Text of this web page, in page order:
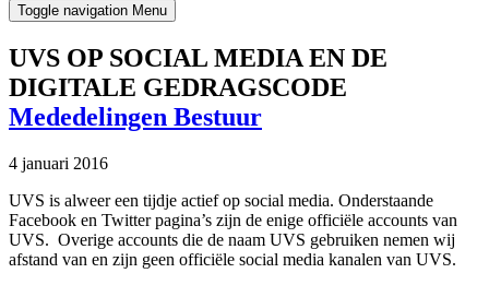
Toggle navigation Menu
UVS OP SOCIAL MEDIA EN DE
DIGITALE GEDRAGSCODE
Mededelingen Bestuur
4 januari 2016
UVS is alweer een tijdje actief op social media. Onderstaande
Facebook en Twitter pagina’s zijn de enige officiële accounts van
UVS. Overige accounts die de naam UVS gebruiken nemen wij
afstand van en zijn geen officiële social media kanalen van UVS.